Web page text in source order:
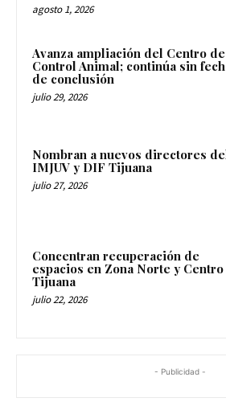
agosto 1, 2026
Avanza ampliación del Centro de
Control Animal; continúa sin
de conclusión
julio 29, 2026
Nombran a nuevos directores
IMJUV y DIF Tijuana
julio 27, 2026
Concentran recuperación de
espacios en Zona Norte y
Tijuana
julio 22, 2026
- Publicidad -